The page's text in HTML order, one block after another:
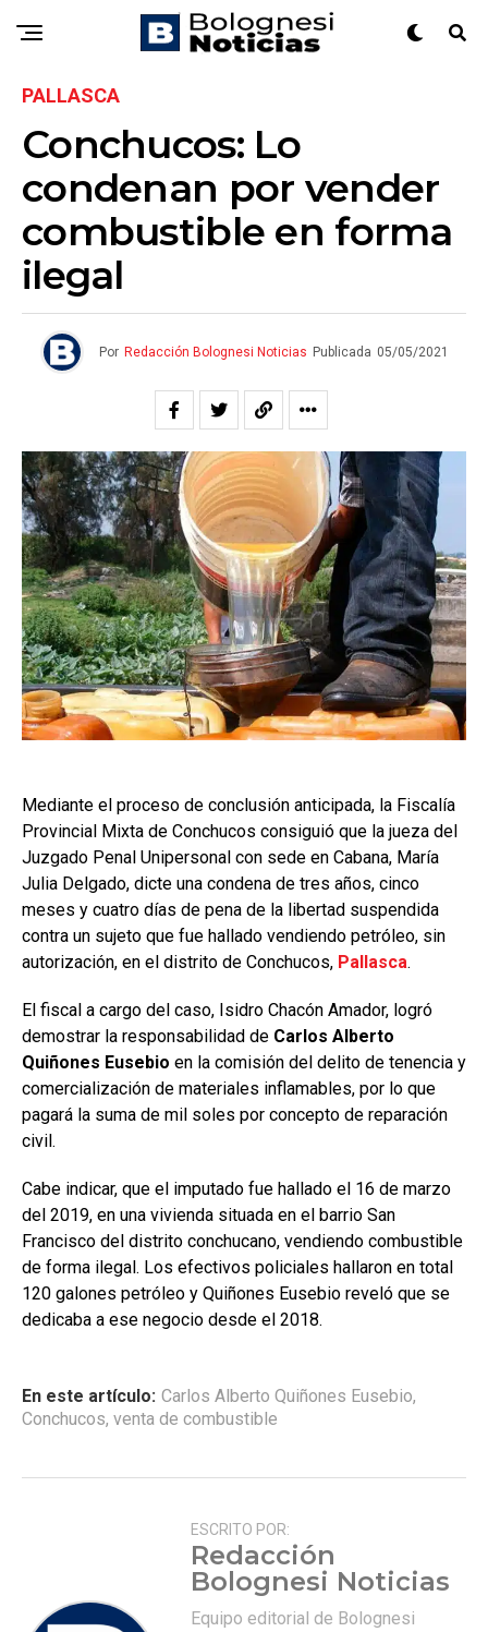
PALLASCA
Conchucos: Lo
condenan por vender
combustible en forma
ilegal
Por Redacción Bolognesi Noticias Publicada 05/05/2021
Mediante el proceso de conclusión anticipada, la Fiscalía
Provincial Mixta de Conchucos consiguió que la jueza del
Juzgado Penal Unipersonal con sede en Cabana, María
Julia Delgado, dicte una condena de tres años, cinco
meses y cuatro días de pena de la libertad suspendida
contra un sujeto que fue hallado vendiendo petróleo, sin
autorización, en el distrito de Conchucos, Pallasca.
El fiscal a cargo del caso, Isidro Chacón Amador, logró
demostrar la responsabilidad de Carlos Alberto
Quiñones Eusebio en la comisión del delito de tenencia y
comercialización de materiales inflamables, por lo que
pagará la suma de mil soles por concepto de reparación
civil.
Cabe indicar, que el imputado fue hallado el 16 de marzo
del 2019, en una vivienda situada en el barrio San
Francisco del distrito conchucano, vendiendo combustible
de forma ilegal. Los efectivos policiales hallaron en total
120 galones petróleo y Quiñones Eusebio reveló que se
dedicaba a ese negocio desde el 2018.
En este artículo: Carlos Alberto Quiñones Eusebio,
Conchucos, venta de combustible
ESCRITO POR:
Redacción
Bolognesi Noticias
Equipo editorial de Bolognesi